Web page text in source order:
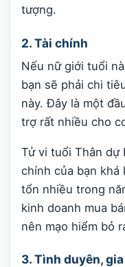
tượng.
2. Tài chính
Nếu nữ giới tuổi
bạn sẽ phải chi
này. Đây là một
trợ rất nhiều cho
Tử vi tuổi Thân dự
chính của bạn khá
tổn nhiều trong
kinh doanh mua
nên mạo hiểm bỏ
3. Tình duyên,